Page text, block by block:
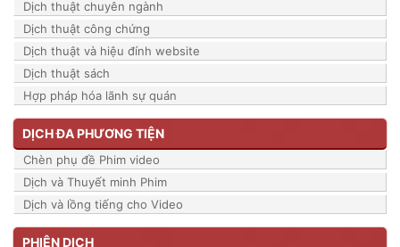
Dịch thuật chuyên ngành
Dịch thuật công chứng
Dịch thuật và hiệu đính website
Dịch thuật sách
Hợp pháp hóa lãnh sự quán
DỊCH ĐA PHƯƠNG TIỆN
Chèn phụ đề Phim video
Dịch và Thuyết minh Phim
Dịch và lồng tiếng cho Video
PHIÊN DỊCH